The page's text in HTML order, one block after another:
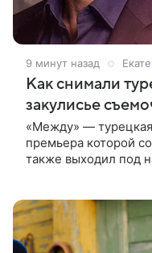
9 минут назад
Как снимали
закулисье
«Между» —
премьера которой
также выходил под